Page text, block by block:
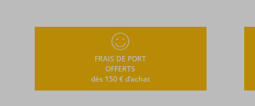
FRAIS DE PORT
OFFERTS
dès 150 € d’achat